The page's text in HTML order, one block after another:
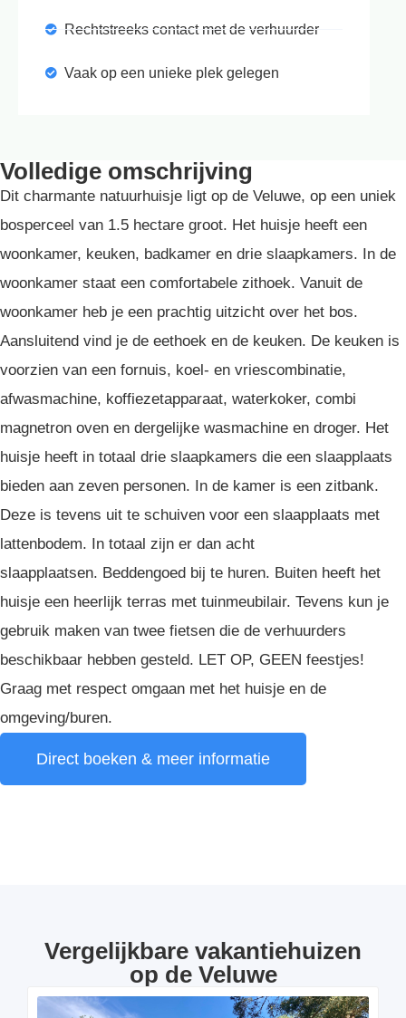
Rechtstreeks contact met de verhuurder
Vaak op een unieke plek gelegen
Volledige omschrijving
Dit charmante natuurhuisje ligt op de Veluwe, op een uniek
bosperceel van 1.5 hectare groot. Het huisje heeft een
woonkamer, keuken, badkamer en drie slaapkamers. In de
woonkamer staat een comfortabele zithoek. Vanuit de
woonkamer heb je een prachtig uitzicht over het bos.
Aansluitend vind je de eethoek en de keuken. De keuken is
voorzien van een fornuis, koel- en vriescombinatie,
afwasmachine, koffiezetapparaat, waterkoker, combi
magnetron oven en dergelijke wasmachine en droger. Het
huisje heeft in totaal drie slaapkamers die een slaapplaats
bieden aan zeven personen. In de kamer is een zitbank.
Deze is tevens uit te schuiven voor een slaapplaats met
lattenbodem. In totaal zijn er dan acht
slaapplaatsen. Beddengoed bij te huren. Buiten heeft het
huisje een heerlijk terras met tuinmeubilair. Tevens kun je
gebruik maken van twee fietsen die de verhuurders
beschikbaar hebben gesteld. LET OP, GEEN feestjes!
Graag met respect omgaan met het huisje en de
omgeving/buren.
Direct boeken & meer informatie
Vergelijkbare vakantiehuizen
op de Veluwe